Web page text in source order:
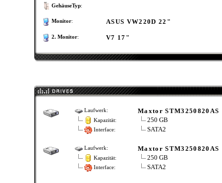
GehäuseTyp:
Monitor: ASUS VW220D 22"
2. Monitor: V7 17"
Laufwerk: Maxtor STM3250820AS
Kapazität: 250 GB
Interface: SATA2
Laufwerk: Maxtor STM3250820AS
Kapazität: 250 GB
Interface: SATA2